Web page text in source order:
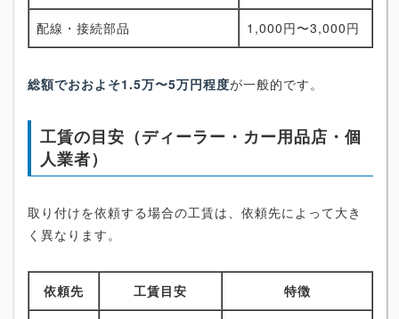
配線・接続部品 1,000円〜3,000円
総額でおおよそ1.5万〜5万円程度が一般的です。
工賃の目安（ディーラー・カー用品店・個
人業者）
取り付けを依頼する場合の工賃は、依頼先によって大き
く異なります。
依頼先 工賃目安 特徴